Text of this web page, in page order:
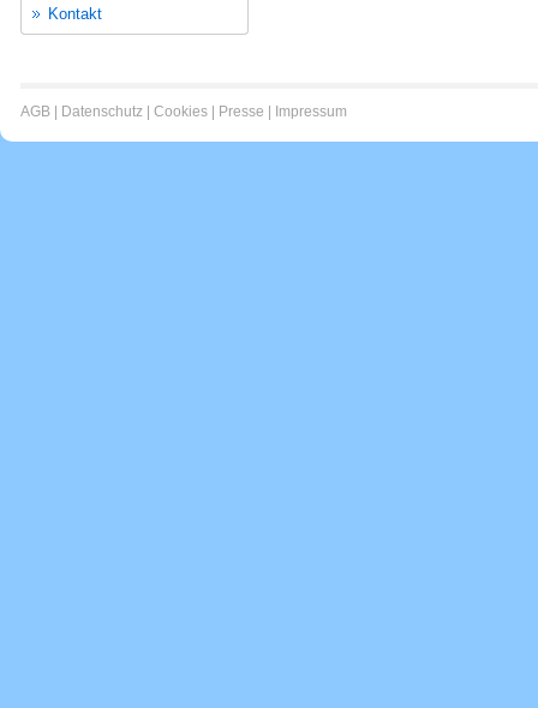
Kontakt
AGB Datenschutz Cookies Presse Impressum